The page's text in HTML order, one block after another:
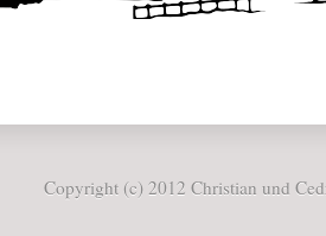
Copyright (c) 2012 Christian und